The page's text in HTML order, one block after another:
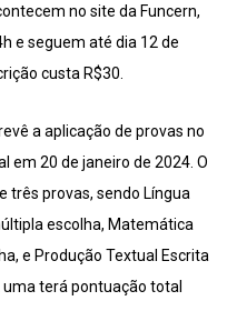
no site da Funcern,
e seguem até dia 12 de
custa R$30.
a aplicação de provas no
em 20 de janeiro de 2024. O
três provas, sendo Língua
escolha, Matemática
e Produção Textual Escrita
terá pontuação total